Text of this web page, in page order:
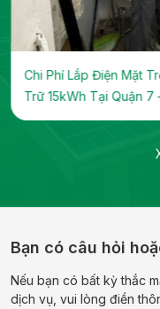
Chi Phí Lắp Điện Mặt
Trữ 15kWh Tại Quận 7
Bạn có câu hỏi
Nếu bạn có bất kỳ thắc
dịch vụ, vui lòng điền